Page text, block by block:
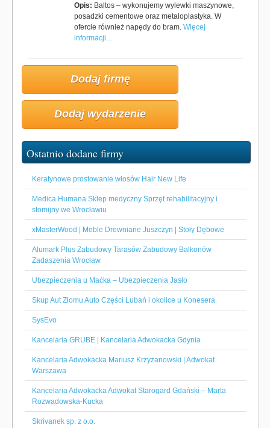
Opis: Baltos – wykonujemy wylewki maszynowe,
posadzki cementowe oraz metaloplastyka. W
ofercie również napędy do bram. Więcej
informacji...
Dodaj firmę
Dodaj wydarzenie
Ostatnio dodane firmy
Keratynowe prostowanie włosów Hair New Life
Medica Humana Sklep medyczny Sprzęt rehabilitacyjny i
stomijny we Wrocławiu
xMasterWood | Meble Drewniane Juszczyn | Stoły Dębowe
Alumark Plus Zabudowy Tarasów Zabudowy Balkonów
Zadaszenia Wrocław
Ubezpieczenia u Maćka – Ubezpieczenia Jasło
Skup Aut Złomu Auto Części Lubań i okolice u Konesera
SysEvo
Kancelaria GRUBE | Kancelaria Adwokacka Gdynia
Kancelaria Adwokacka Mariusz Krzyżanowski | Adwokat
Warszawa
Kancelaria Adwokacka Adwokat Starogard Gdański – Marta
Rozwadowska-Kucka
Skrivanek sp. z o.o.